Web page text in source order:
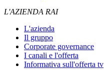
L'AZIENDA RAI
L'azienda
Il gruppo
Corporate governance
I canali e l'offerta
Informativa sull'offerta tv